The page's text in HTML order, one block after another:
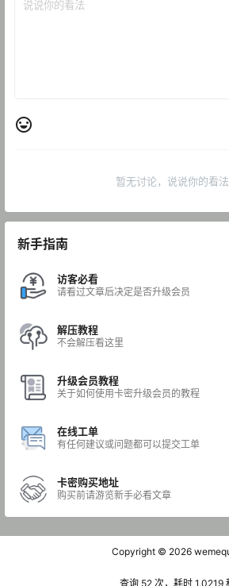
暂无讨论，说说你的看
新手指南
访客必看
请看过文章后决定是否升级会员
解压教程
不会解压看这里
升级会员教程
关于如何使用卡密升级会员的教程
在线工单
有任何建议或问题都可以提交工单
卡密购买地址
购买前请游览新手必看文章
Copyright © 2026
查询 52 次，耗时 1.0219